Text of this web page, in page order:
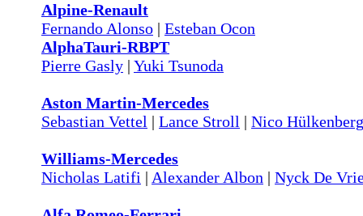
Alpine-Renault
Fernando Alonso | Esteban Ocon
AlphaTauri-RBPT
Pierre Gasly | Yuki Tsunoda
Aston Martin-Mercedes
Sebastian Vettel | Lance Stroll | Nico Hülkenberg
Williams-Mercedes
Nicholas Latifi | Alexander Albon | Nyck De